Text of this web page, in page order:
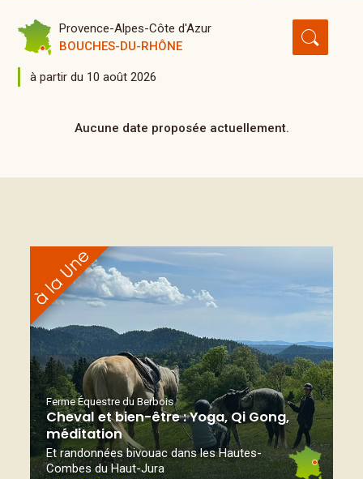
Provence-Alpes-Côte d'Azur
BOUCHES-DU-RHÔNE
à partir du 10 août 2026
Aucune date proposée actuellement.
Ferme Équestre du Berbois
Cheval et bien-être : Yoga, Qi Gong,
méditation
Et randonnées bivouac dans les Hautes-
Combes du Haut-Jura